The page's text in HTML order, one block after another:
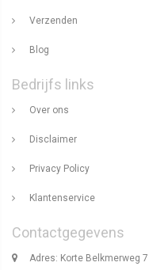
Verzenden
Blog
Bedrijfs links
Over ons
Disclaimer
Privacy Policy
Klantenservice
Contactgegevens
Adres: Korte Belkmerweg